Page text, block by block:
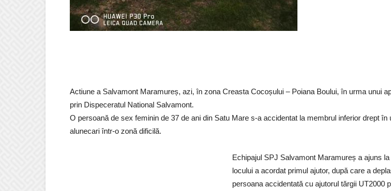
Actiune a Salvamont Maramureș, azi, în zona Creasta Cocoșului – Poiana Boului, în urma unui
prin Dispeceratul National Salvamont.
O persoană de sex feminin de 37 de ani din Satu Mare s-a accidentat la membrul inferior drept în
alunecari într-o zonă dificilă.
Echipajul SPJ Salvamont Maramureș a ajuns la
locului a acordat primul ajutor, după care a
persoana accidentată cu ajutorul tărgii UT2000